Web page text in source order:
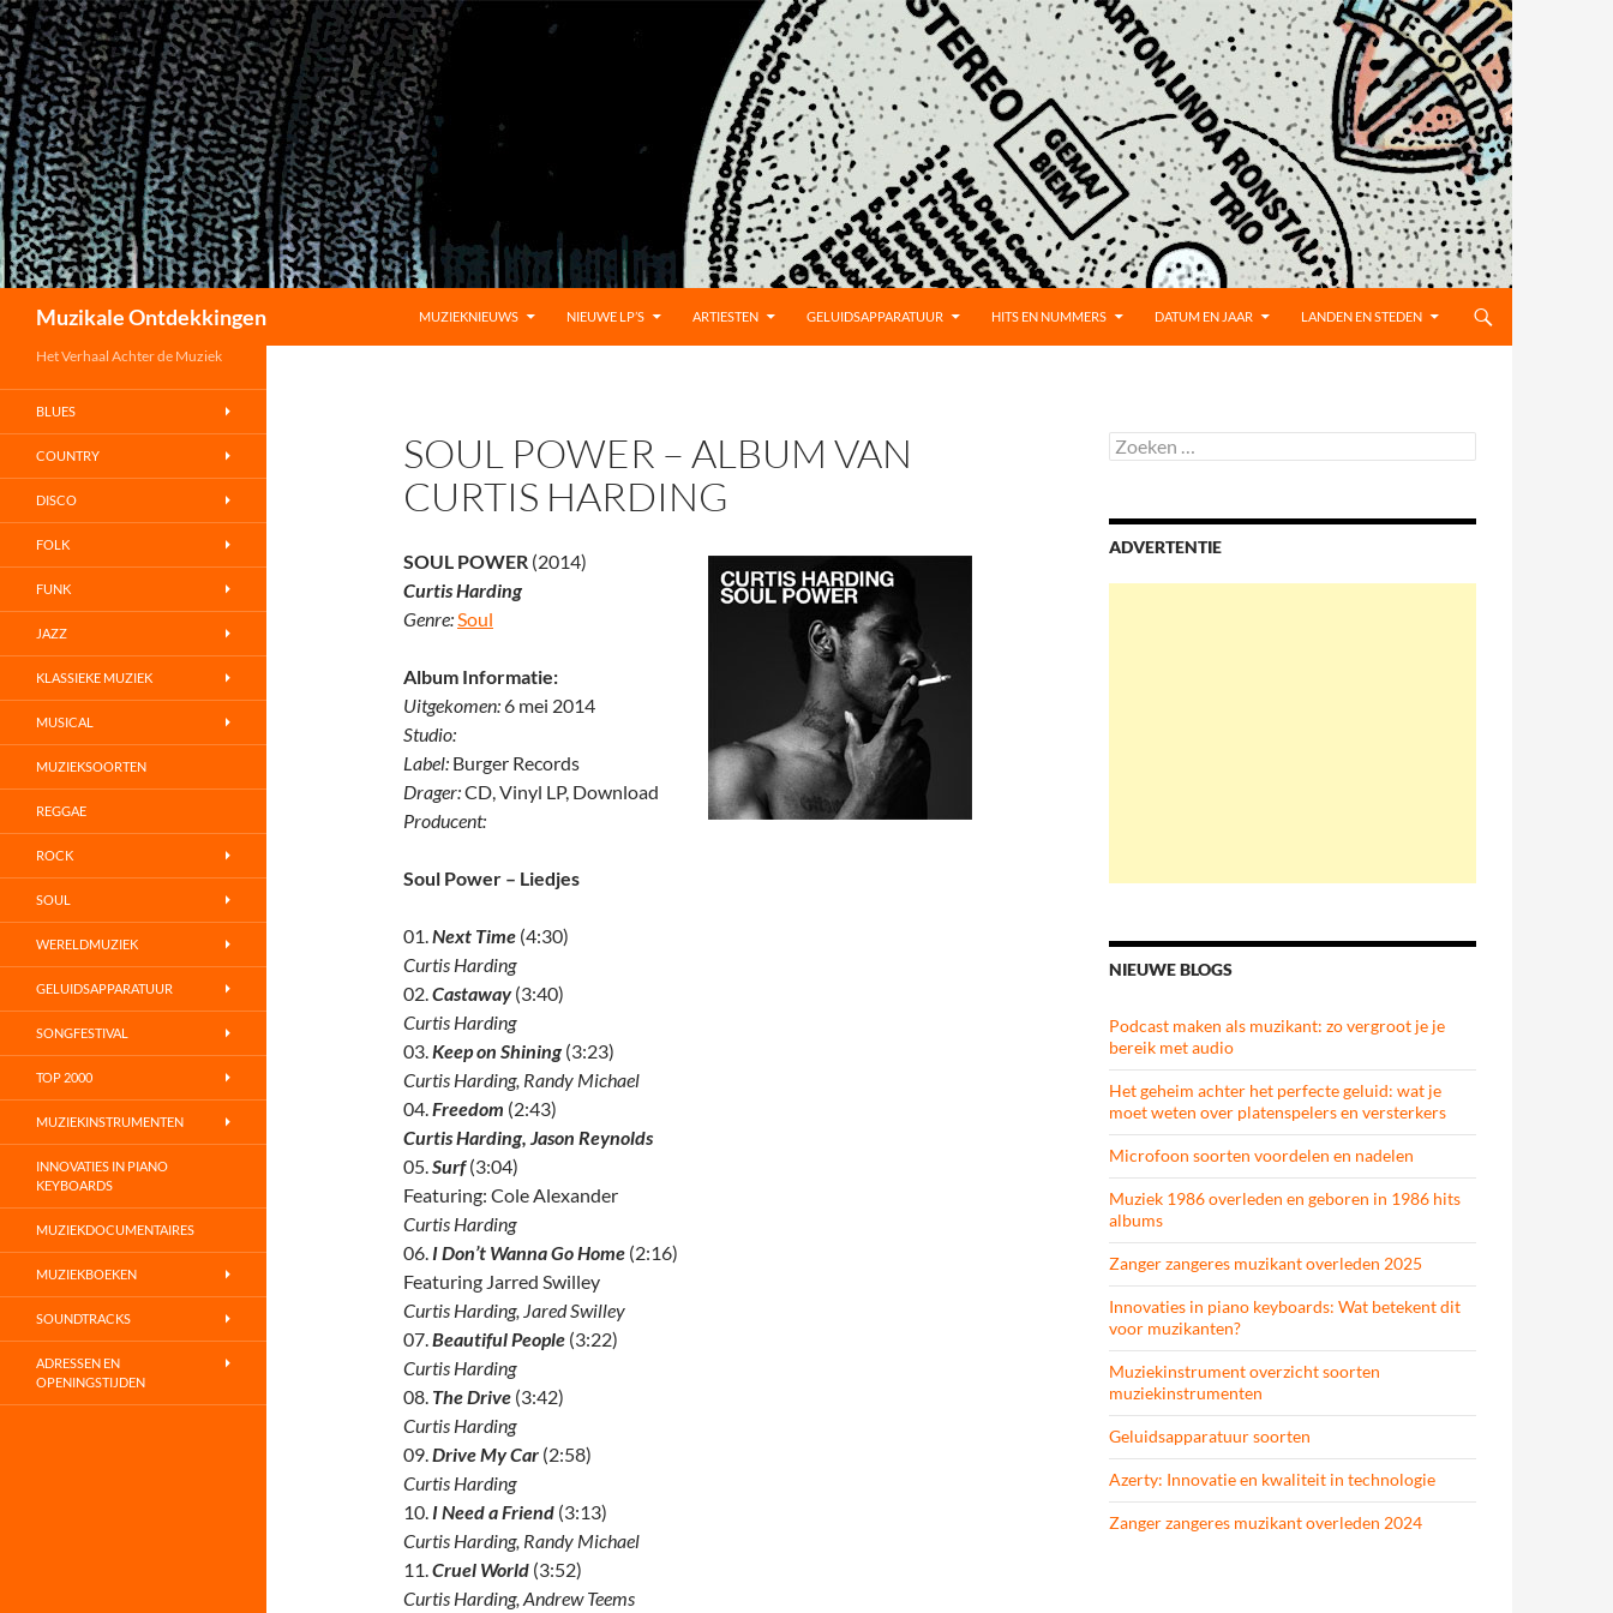
Muzikale Ontdekkingen
MUZIEKNIEUWS
NIEUWE LP’S ARTIESTEN GELUIDSAPPARATUUR HITS EN NUMMERS DATUM EN JAAR LANDEN EN STEDEN
SOUL POWER – ALBUM VAN
CURTIS HARDING
SOUL POWER (2014)
Curtis Harding
Genre:Soul
Album Informatie:
Uitgekomen:6 mei 2014
Studio:
Label: Burger Records
Drager:CD, Vinyl LP, Download
Producent:
Soul Power – Liedjes
01.Next Time (4:30)
Curtis Harding
02.Castaway(3:40)
Curtis Harding
03.Keep on Shining (3:23)
Curtis Harding, Randy Michael
04.Freedom (2:43)
Curtis Harding, Jason Reynolds
05.Surf(3:04)
Featuring: Cole Alexander
Curtis Harding
06. I Don’t Wanna Go Home (2:16)
Featuring Jarred Swilley
Curtis Harding, Jared Swilley
07.Beautiful People (3:22)
Curtis Harding
08. The Drive (3:42)
Curtis Harding
09.Drive My Car (2:58)
Curtis Harding
10. I Need a Friend (3:13)
Curtis Harding, Randy Michael
11.Cruel World (3:52)
Curtis Harding, Andrew Teems
Zoeken
naar:
ADVERTENTIE
NIEUWE BLOGS
Podcast maken als muzikant: zo vergroot je je
bereik met audio
Het geheim achter het perfecte geluid: wat je
moet weten over platenspelers en versterkers
Microfoon soorten voordelen en nadelen
Muziek 1986 overleden en geboren in 1986 hits
albums
Zanger zangeres muzikant overleden 2025
Innovaties in piano keyboards: Wat betekent dit
voor muzikanten?
Muziekinstrument overzicht soorten
muziekinstrumenten
Geluidsapparatuur soorten
Azerty: Innovatie en kwaliteit in technologie
Zanger zangeres muzikant overleden 2024
Het Verhaal Achter de Muziek
BLUES
COUNTRY
DISCO
FOLK
FUNK
JAZZ
KLASSIEKE MUZIEK
MUSICAL
MUZIEKSOORTEN
REGGAE
ROCK
SOUL
WERELDMUZIEK
GELUIDSAPPARATUUR
SONGFESTIVAL
TOP 2000
MUZIEKINSTRUMENTEN
INNOVATIES IN PIANO
KEYBOARDS
MUZIEKDOCUMENTAIRES
MUZIEKBOEKEN
SOUNDTRACKS
ADRESSEN EN
OPENINGSTIJDEN